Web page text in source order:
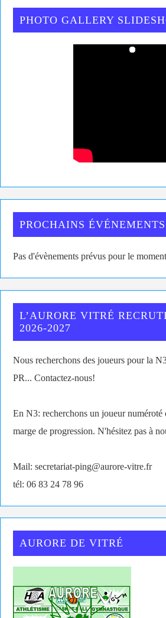
PHOTO GALLERY
PROCHAINS ÉVÉNEMENTS
Pas d'évènements prévus pour le
L’AURORE VITRÉ
2026-2027
Nous recherchons des joueurs pour la
PR... Contactez-nous!
En N3: recherchons un joueur numéroté
marge de progression. N'hésitez pas à
Mail: secretariat-ping@aurore-vitre.fr
tél: 06 83 24 78 96
AURORE DE VITRÉ